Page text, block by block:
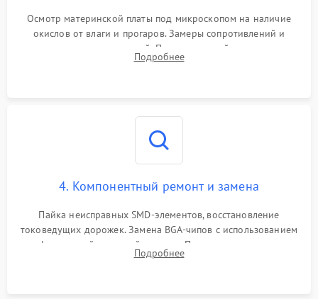
Осмотр материнской платы под микроскопом на наличие
окислов от влаги и прогаров. Замеры сопротивлений и
дежурных напряжений. Проверка цепей питания,
мультиконтроллера, процессора и видеочипа.
Подробнее
4. Компонентный ремонт и замена
Пайка неисправных SMD-элементов, восстановление
токоведущих дорожек. Замена BGA-чипов с использованием
инфракрасной паяльной станции. Прошивка микросхемы
BIOS или замена поврежденных портов USB
Подробнее